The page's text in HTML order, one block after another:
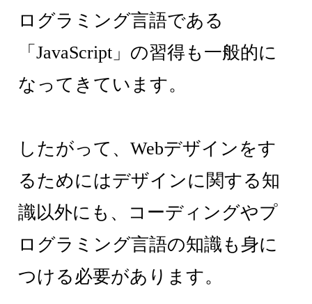
ログラミング言語である
「JavaScript」の習得も一般的に
なってきています。
したがって、Webデザインをす
るためにはデザインに関する知
識以外にも、コーディングやプ
ログラミング言語の知識も身に
つける必要があります。